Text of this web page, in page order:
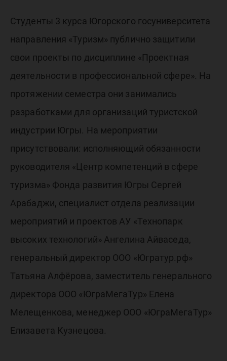
Студенты 3 курса Югорского госуниверситета
направления «Туризм» публично защитили
свои проекты по дисциплине «Проектная
деятельности в профессиональной сфере». На
протяжении семестра они занимались
разработками для организаций туристской
индустрии Югры. На мероприятии
присутствовали: исполняющий обязанности
руководителя «Центр компетенций в сфере
туризма» Фонда развития Югры Сергей
Арабаджи, специалист отдела реализации
мероприятий и проектов АУ «Технопарк
высоких технологий» Ангелина Айваседа,
генеральный директор ООО «Югратур.рф»
Татьяна Алфёрова, заместитель генерального
директора ООО «ЮграМегаТур» Елена
Мелещенкова, менеджер ООО «ЮграМегаТур»
Елизавета Кузнецова.